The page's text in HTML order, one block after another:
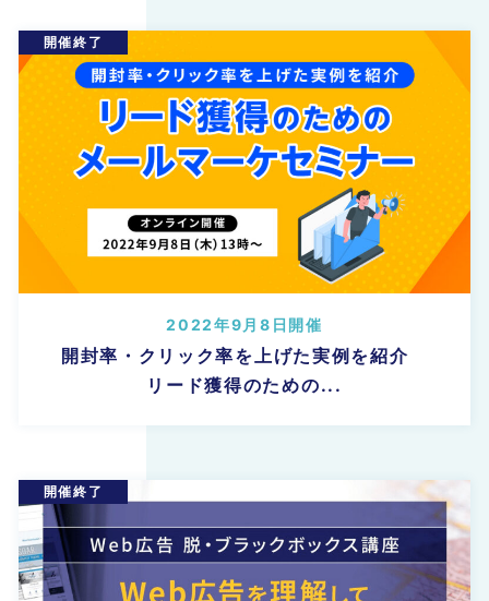
開封率・クリック率を上げた実例を紹介
リード獲得のための...
2022年9月8日開催